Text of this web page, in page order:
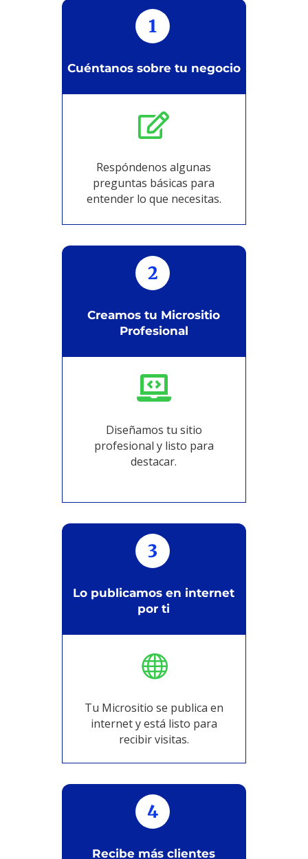
1
Cuéntanos sobre tu negocio

Respóndenos algunas
preguntas básicas para
entender lo que necesitas.
2
Creamos tu Micrositio
Profesional

Diseñamos tu sitio
profesional y listo para
destacar.
3
Lo publicamos en internet
por ti

Tu Micrositio se publica en
internet y está listo para
recibir visitas.
4
Recibe más clientes